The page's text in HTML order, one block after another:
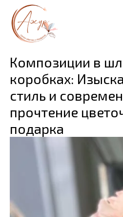
Композиции в
коробках:
стиль и
прочтение
подарка